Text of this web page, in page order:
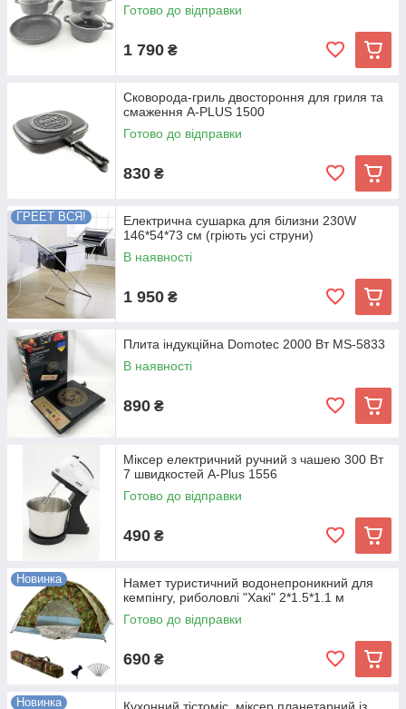
Готово до відправки
1 790 ₴
Сковорода-гриль двостороння для гриля та
смаження A-PLUS 1500
Готово до відправки
830 ₴
ГРЕЕТ ВСЯ!
Електрична сушарка для білизни 230W
146*54*73 см (гріють усі струни)
В наявності
1 950 ₴
Плита індукційна Domotec 2000 Вт MS-5833
В наявності
890 ₴
Міксер електричний ручний з чашею 300 Вт
7 швидкостей A-Plus 1556
Готово до відправки
490 ₴
Новинка
Намет туристичний водонепроникний для
кемпінгу, риболовлі "Хакі" 2*1.5*1.1 м
Готово до відправки
690 ₴
Новинка